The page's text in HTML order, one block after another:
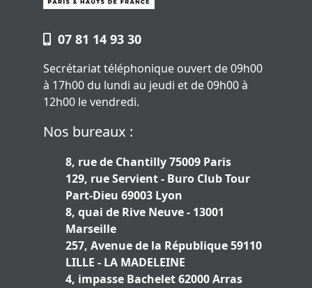
07 81 14 93 30
Secrétariat téléphonique ouvert de 09h00
à 17h00 du lundi au jeudi et de 09h00 à
12h00 le vendredi.
Nos bureaux :
8, rue de Chantilly 75009 Paris
129, rue Servient - Buro Club Tour
Part-Dieu 69003 Lyon
8, quai de Rive Neuve - 13001
Marseille
257, Avenue de la République 59110
LILLE - LA MADELEINE
4, impasse Bachelet 62000 Arras